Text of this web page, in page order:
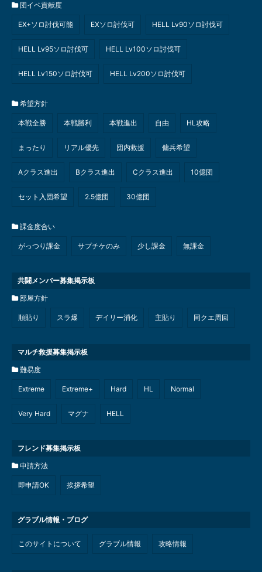
団イベ貢献度
EX+ソロ討伐可能 EXソロ討伐可 HELL Lv90ソロ討伐可
HELL Lv95ソロ討伐可 HELL Lv100ソロ討伐可
HELL Lv150ソロ討伐可 HELL Lv200ソロ討伐可
希望方針
本戦全勝 本戦勝利 本戦進出 自由 HL攻略
まったり リアル優先 団内救援 傭兵希望
Aクラス進出 Bクラス進出 Cクラス進出 10億団
セット入団希望 2.5億団 30億団
課金度合い
がっつり課金 サプチケのみ 少し課金 無課金
共闘メンバー募集掲示板
部屋方針
順貼り スラ爆 デイリー消化 主貼り 同クエ周回
マルチ救援募集掲示板
難易度
Extreme Extreme+ Hard HL Normal
Very Hard マグナ HELL
フレンド募集掲示板
申請方法
即申請OK 挨拶希望
グラブル情報・ブログ
このサイトについて グラブル情報 攻略情報